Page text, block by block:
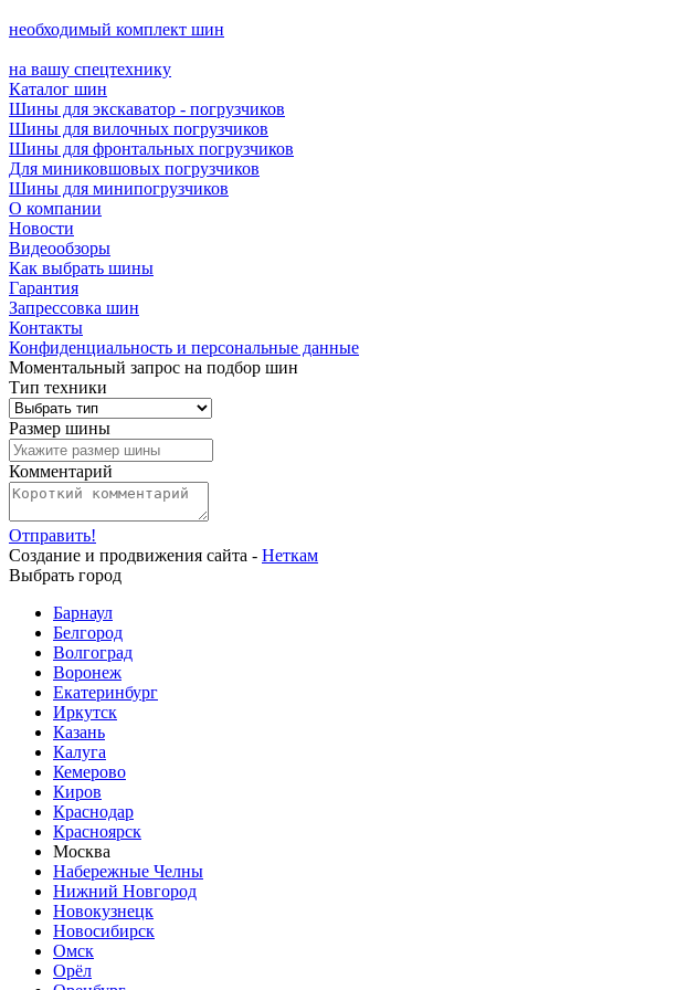
необходимый комплект шин
на вашу спецтехнику
Каталог шин
Шины для экскаватор - погрузчиков
Шины для вилочных погрузчиков
Шины для фронтальных погрузчиков
Для миниковшовых погрузчиков
Шины для минипогрузчиков
О компании
Новости
Видеообзоры
Как выбрать шины
Гарантия
Запрессовка шин
Контакты
Конфиденциальность и персональные данные
Моментальный запрос на подбор шин
Тип техники
Размер шины
Комментарий
Отправить!
Создание и продвижения сайта - Неткам
Выбрать город
Барнаул
Белгород
Волгоград
Воронеж
Екатеринбург
Иркутск
Казань
Калуга
Кемерово
Киров
Краснодар
Красноярск
Москва
Набережные Челны
Нижний Новгород
Новокузнецк
Новосибирск
Омск
Орёл